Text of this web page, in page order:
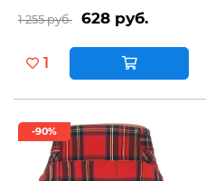
1 255 руб. 628 руб.
1
-90%